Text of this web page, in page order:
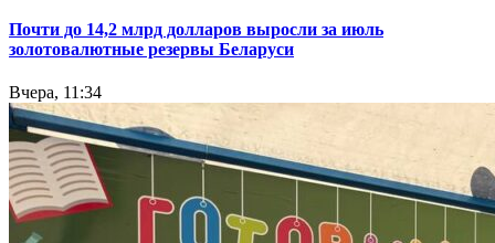
Почти до 14,2 млрд долларов выросли за июль
золотовалютные резервы Беларуси
Вчера, 11:34